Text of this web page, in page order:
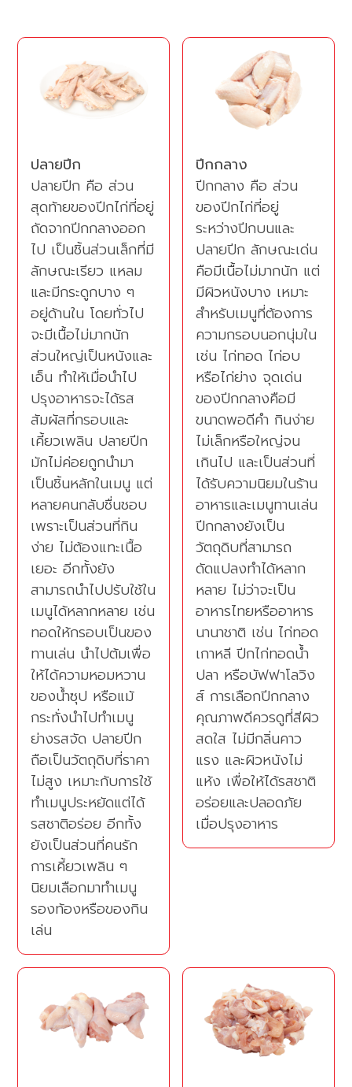
ปลายปีก
ปลายปีก คือ ส่วน
สุดท้ายของปีกไก่ที่อยู่
ถัดจากปีกกลางออก
ไป เป็นชิ้นส่วนเล็กที่มี
ลักษณะเรียว แหลม
และมีกระดูกบาง ๆ
อยู่ด้านใน โดยทั่วไป
จะมีเนื้อไม่มากนัก
ส่วนใหญ่เป็นหนังและ
เอ็น ทำให้เมื่อนำไป
ปรุงอาหารจะได้รส
สัมผัสที่กรอบและ
เคี้ยวเพลิน ปลายปีก
มักไม่ค่อยถูกนำมา
เป็นชิ้นหลักในเมนู แต่
หลายคนกลับชื่นชอบ
เพราะเป็นส่วนที่กิน
ง่าย ไม่ต้องแทะเนื้อ
เยอะ อีกทั้งยัง
สามารถนำไปปรับใช้ใน
เมนูได้หลากหลาย เช่น
ทอดให้กรอบเป็นของ
ทานเล่น นำไปต้มเพื่อ
ให้ได้ความหอมหวาน
ของน้ำซุป หรือแม้
กระทั่งนำไปทำเมนู
ย่างรสจัด ปลายปีก
ถือเป็นวัตถุดิบที่ราคา
ไม่สูง เหมาะกับการใช้
ทำเมนูประหยัดแต่ได้
รสชาติอร่อย อีกทั้ง
ยังเป็นส่วนที่คนรัก
การเคี้ยวเพลิน ๆ
นิยมเลือกมาทำเมนู
รองท้องหรือของกิน
เล่น
ปีกกลาง
ปีกกลาง คือ ส่วน
ของปีกไก่ที่อยู่
ระหว่างปีกบนและ
ปลายปีก ลักษณะเด่น
คือมีเนื้อไม่มากนัก แต่
มีผิวหนังบาง เหมาะ
สำหรับเมนูที่ต้องการ
ความกรอบนอกนุ่มใน
เช่น ไก่ทอด ไก่อบ
หรือไก่ย่าง จุดเด่น
ของปีกกลางคือมี
ขนาดพอดีคำ กินง่าย
ไม่เล็กหรือใหญ่จน
เกินไป และเป็นส่วนที่
ได้รับความนิยมในร้าน
อาหารและเมนูทานเล่น
ปีกกลางยังเป็น
วัตถุดิบที่สามารถ
ดัดแปลงทำได้หลาก
หลาย ไม่ว่าจะเป็น
อาหารไทยหรืออาหาร
นานาชาติ เช่น ไก่ทอด
เกาหลี ปีกไก่ทอดน้ำ
ปลา หรือบัฟฟาโลวิง
ส์ การเลือกปีกกลาง
คุณภาพดีควรดูที่สีผิว
สดใส ไม่มีกลิ่นคาว
แรง และผิวหนังไม่
แห้ง เพื่อให้ได้รสชาติ
อร่อยและปลอดภัย
เมื่อปรุงอาหาร